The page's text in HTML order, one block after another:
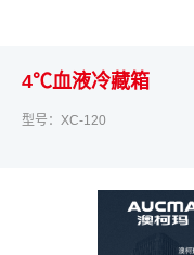
4℃血液冷藏箱
型号：XC-120